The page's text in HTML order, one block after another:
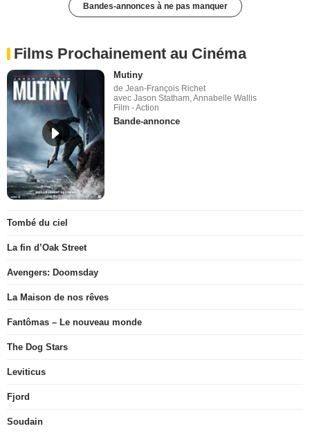
Bandes-annonces à ne pas manquer
Films Prochainement au Cinéma
Mutiny
de Jean-François Richet
avec Jason Statham, Annabelle Wallis
Film - Action
Bande-annonce
Tombé du ciel
La fin d’Oak Street
Avengers: Doomsday
La Maison de nos rêves
Fantômas – Le nouveau monde
The Dog Stars
Leviticus
Fjord
Soudain